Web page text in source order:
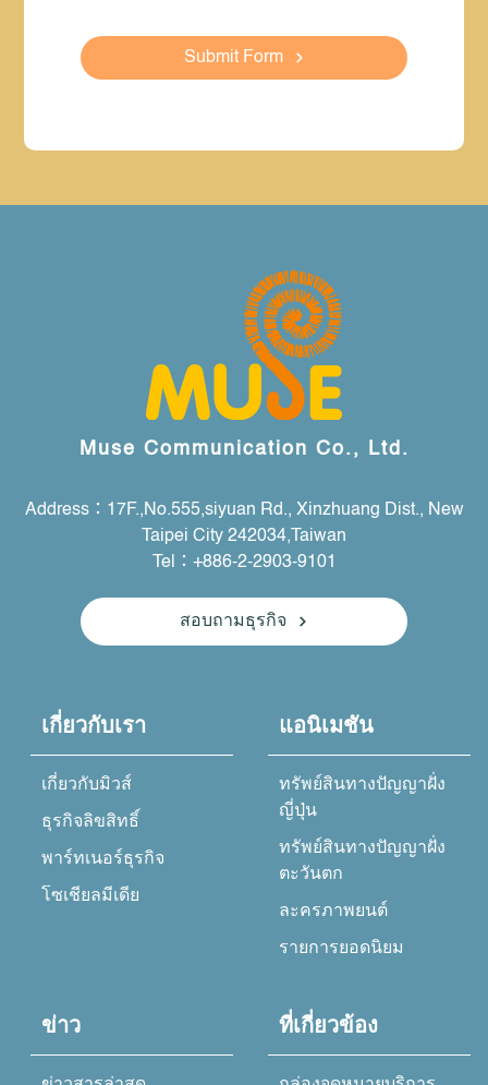
Submit Form
Muse Communication Co., Ltd.
Address：17F.,No.555,siyuan Rd., Xinzhuang Dist., New
Taipei City 242034,Taiwan
Tel：+886-2-2903-9101
สอบถามธุรกิจ
เกี่ยวกับเรา
เกี่ยวกับมิวส์
ธุรกิจลิขสิทธิ์
พาร์ทเนอร์ธุรกิจ
โซเชียลมีเดีย
แอนิเมชัน
ทรัพย์สินทางปัญญาฝั่ง
ญี่ปุ่น
ทรัพย์สินทางปัญญาฝั่ง
ตะวันตก
ละครภาพยนต์
รายการยอดนิยม
ข่าว ที่เกี่ยวข้อง